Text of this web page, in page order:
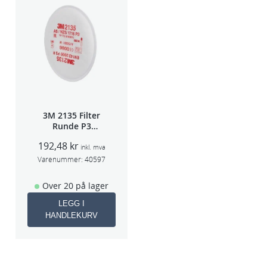
3M 2135 Filter
Runde P3
192,48 kr inkl. mva
Varenummer: 40597
Over 20 på lager
LEGG I
HANDLEKURV